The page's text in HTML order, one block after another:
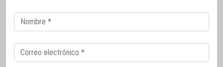
Correo
electrónico
Correo
electrónico